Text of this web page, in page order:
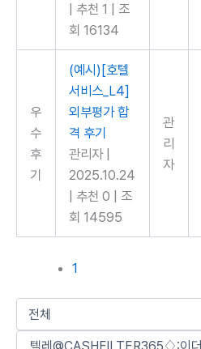
추천 1
조
회 16134
우
수
후
기
(예시)[호텔
서비스_L4]
외부평가 합
격 후기
관리자
2025.10.24
추천 0
조
회 14595
관
리
자
1